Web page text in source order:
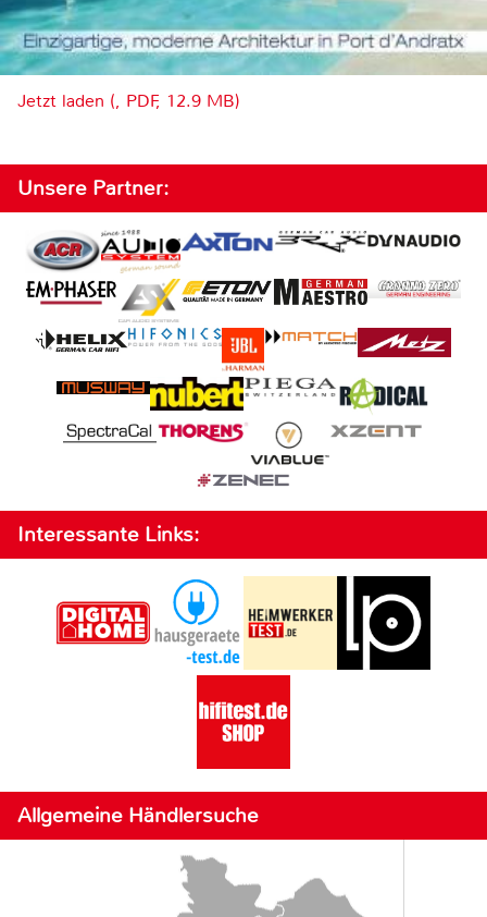
Jetzt laden (, PDF, 12.9 MB)
Unsere Partner:
Interessante Links:
Allgemeine Händlersuche